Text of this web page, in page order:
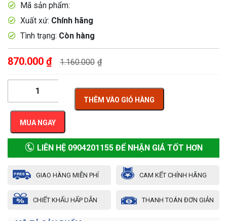
Mã sản phẩm:
Xuất xứ: Chính hãng
Tình trạng: Còn hàng
870.000 ₫ 1.160.000 ₫
THÊM VÀO GIỎ HÀNG
MUA NGAY
LIÊN HỆ 0904201155 ĐỂ NHẬN GIÁ TỐT HƠN
GIAO HÀNG MIỄN PHÍ CAM KẾT CHÍNH HÃNG
CHIẾT KHẤU HẤP DẪN THANH TOÁN ĐƠN GIẢN